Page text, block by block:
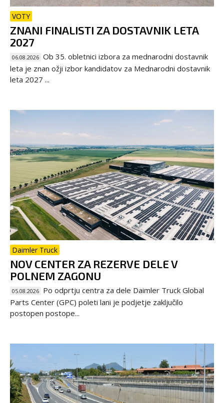
VOTY
ZNANI FINALISTI ZA DOSTAVNIK LETA
2027
06.08.2026 Ob 35. obletnici izbora za mednarodni dostavnik
leta je znan ožji izbor kandidatov za Mednarodni dostavnik
leta 2027 ...
Daimler Truck
NOV CENTER ZA REZERVE DELE V
POLNEM ZAGONU
05.08.2026 Po odprtju centra za dele Daimler Truck Global
Parts Center (GPC) poleti lani je podjetje zaključilo
postopen postope...